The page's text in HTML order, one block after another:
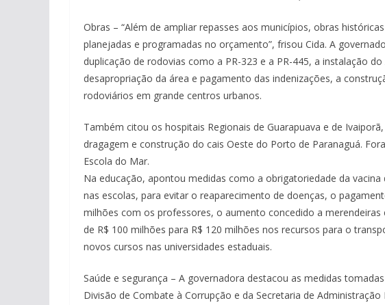
Obras – “Além de ampliar repasses aos municípios, obras
planejadas e programadas no orçamento”, frisou Cida. A
duplicação de rodovias como a PR-323 e a PR-445, a instalação
desapropriação da área e pagamento das indenizações, a
rodoviários em grande centros urbanos.
Também citou os hospitais Regionais de Guarapuava e de
dragagem e construção do cais Oeste do Porto de Paranaguá.
Escola do Mar.
Na educação, apontou medidas como a obrigatoriedade da
nas escolas, para evitar o reaparecimento de doenças, o
milhões com os professores, o aumento concedido a merendeiras
de R$ 100 milhões para R$ 120 milhões nos recursos para o
novos cursos nas universidades estaduais.
Saúde e segurança – A governadora destacou as medidas
Divisão de Combate à Corrupção e da Secretaria de